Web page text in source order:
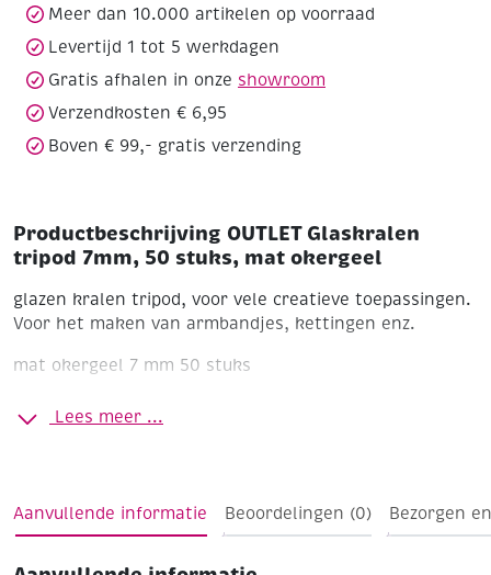
mat
okergeel
Meer dan 10.000 artikelen op voorraad
Levertijd 1 tot 5 werkdagen
Gratis afhalen in onze showroom
Verzendkosten € 6,95
Boven € 99,- gratis verzending
Productbeschrijving OUTLET Glaskralen
tripod 7mm, 50 stuks, mat okergeel
glazen kralen tripod, voor vele creatieve toepassingen.
Voor het maken van armbandjes, kettingen enz.
mat okergeel 7 mm 50 stuks
Lees meer ...
Aanvullende informatie Beoordelingen (0) Bezorgen